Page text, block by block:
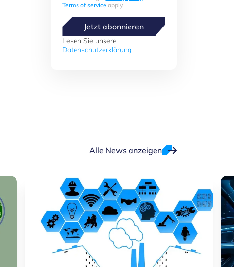
Terms of service apply.
Jetzt abonnieren
Lesen Sie unsere
Datenschutzerklärung
Alle News anzeigen